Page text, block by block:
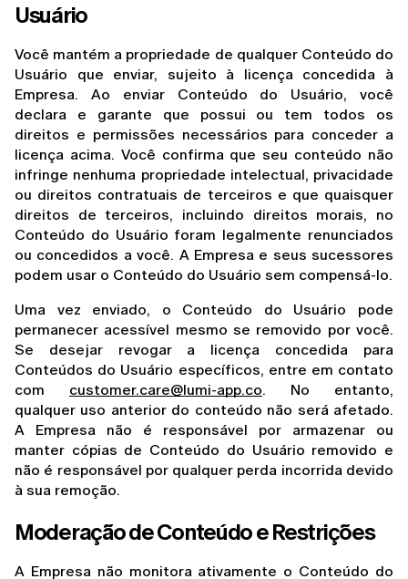
Usuário
Você mantém a propriedade de qualquer Conteúdo do
Usuário que enviar, sujeito à licença concedida à
Empresa. Ao enviar Conteúdo do Usuário, você
declara e garante que possui ou tem todos os
direitos e permissões necessários para conceder a
licença acima. Você confirma que seu conteúdo não
infringe nenhuma propriedade intelectual, privacidade
ou direitos contratuais de terceiros e que quaisquer
direitos de terceiros, incluindo direitos morais, no
Conteúdo do Usuário foram legalmente renunciados
ou concedidos a você. A Empresa e seus sucessores
podem usar o Conteúdo do Usuário sem compensá-lo.
Uma vez enviado, o Conteúdo do Usuário pode
permanecer acessível mesmo se removido por você.
Se desejar revogar a licença concedida para
Conteúdos do Usuário específicos, entre em contato
com customer.care@lumi-app.co. No entanto,
qualquer uso anterior do conteúdo não será afetado.
A Empresa não é responsável por armazenar ou
manter cópias de Conteúdo do Usuário removido e
não é responsável por qualquer perda incorrida devido
à sua remoção.
Moderação de Conteúdo e Restrições
A Empresa não monitora ativamente o Conteúdo do